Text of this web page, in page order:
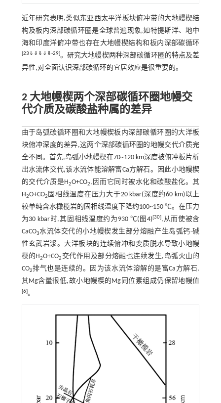
近年研究表明,类似东亚西太平洋板块俯冲带的大地幔楔结
构及板内深部碳循环圈是全球普遍现象,如特提斯洋、地中
海和印度洋俯冲带也存在大地幔楔结构和板内深部碳循环
[23 ⇓ ⇓ ⇓ ⇓ ⇓-29]。研究大地幔楔两种深部碳循环圈的特点及差
异性,对全面认识深部碳循环的宜居效应是很重要的。
2 大地幔楔两个深部碳循环圈地幔交
代介质及碳酸盐种属的差异
由于岛弧碳循环圈和大地幔楔板内深部碳循环圈的大洋板
块俯冲深度的差异,这两个深部碳循环圈的地幔交代介质完
全不同。首先,岛弧小地幔楔在70~120 km深度被俯冲板片析
出水流体交代,该水流体能溶解富Ca方解石。因此小地幔楔
的交代介质是H2O+CO2,因而它同时被水化和碳酸盐化。其
H2O+CO2 固相线温度在压力大于20 kbar(深度约60 km)以上
较单纯含水橄榄岩的固相线温度下降约100~150 ℃。在压力
为30 kbar时,其固相线温度约为930 ℃( 图4)[30],从而使被含
CaCO3水流体交代的小地幔楔发生部分熔融产生岛弧钙-碱
性玄武岩浆。大洋板块的连续俯冲和变质脱水导致小地幔
楔的H2O+CO2 交代作用及部分熔融也连续发生,岛弧火山的
CO2排气也是连续的。因为该水流体溶解的是富Ca方解石,
其Mg含量很低,故小地幔楔的Mg同位素组成仍保留地幔值
[6]。